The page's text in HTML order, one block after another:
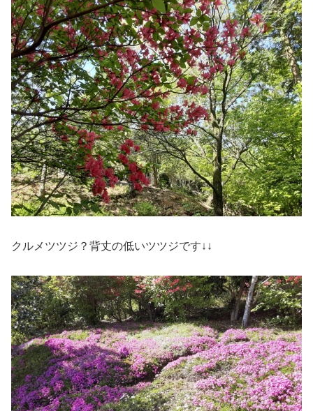
クルメツツジ？背丈の低いツツジです↓↓